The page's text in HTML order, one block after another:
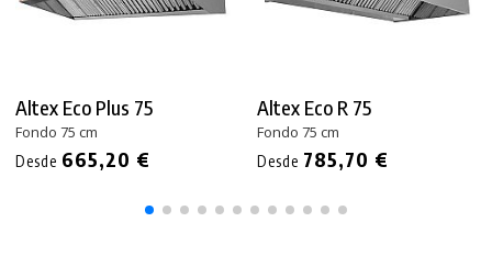
Altex Eco Plus 75
Fondo 75 cm
Desde 665,20 €
Altex Eco R 75
Fondo 75 cm
Desde 785,70 €